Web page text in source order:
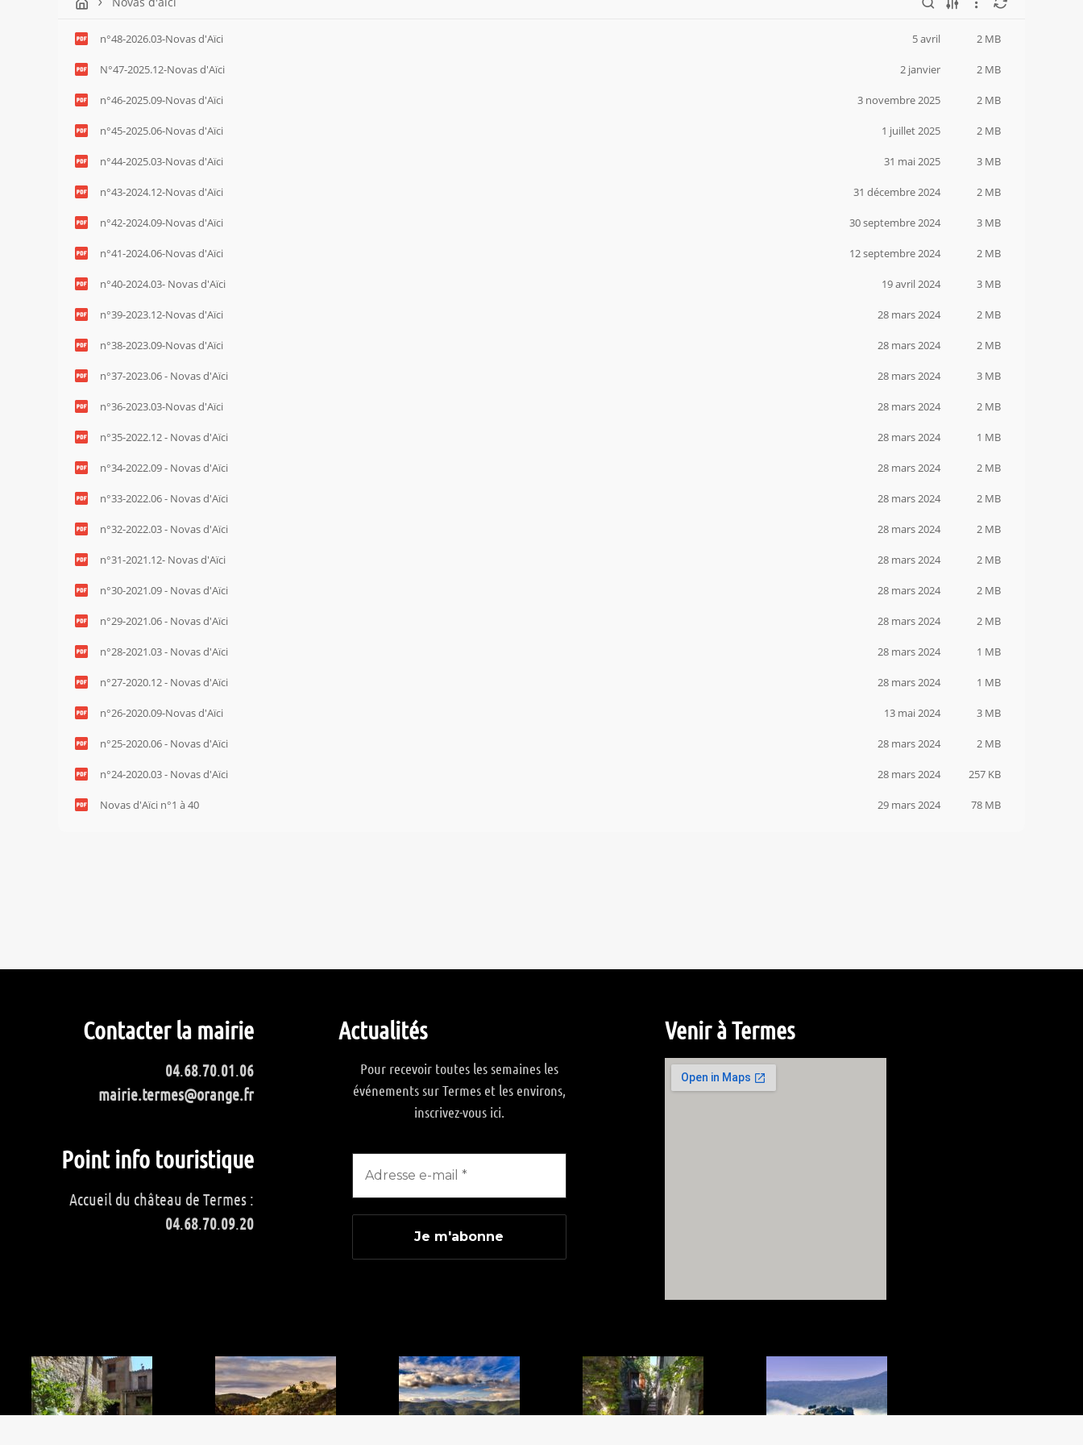
n°48-2026.03-Novas d'Aïci 5 avril 2 MB
N°47-2025.12-Novas d'Aïci 2 janvier 2 MB
n°46-2025.09-Novas d'Aïci 3 novembre 2025 2 MB
n°45-2025.06-Novas d'Aïci 1 juillet 2025 2 MB
n°44-2025.03-Novas d'Aïci 31 mai 2025 3 MB
n°43-2024.12-Novas d'Aïci 31 décembre 2024 2 MB
n°42-2024.09-Novas d'Aïci 30 septembre 2024 3 MB
n°41-2024.06-Novas d'Aïci 12 septembre 2024 2 MB
n°40-2024.03- Novas d'Aïci 19 avril 2024 3 MB
n°39-2023.12-Novas d'Aïci 28 mars 2024 2 MB
n°38-2023.09-Novas d'Aïci 28 mars 2024 2 MB
n°37-2023.06 - Novas d'Aïci 28 mars 2024 3 MB
n°36-2023.03-Novas d'Aïci 28 mars 2024 2 MB
n°35-2022.12 - Novas d'Aïci 28 mars 2024 1 MB
n°34-2022.09 - Novas d'Aïci 28 mars 2024 2 MB
n°33-2022.06 - Novas d'Aïci 28 mars 2024 2 MB
n°32-2022.03 - Novas d'Aïci 28 mars 2024 2 MB
n°31-2021.12- Novas d'Aïci 28 mars 2024 2 MB
n°30-2021.09 - Novas d'Aïci 28 mars 2024 2 MB
n°29-2021.06 - Novas d'Aïci 28 mars 2024 2 MB
n°28-2021.03 - Novas d'Aïci 28 mars 2024 1 MB
n°27-2020.12 - Novas d'Aïci 28 mars 2024 1 MB
n°26-2020.09-Novas d'Aïci 13 mai 2024 3 MB
n°25-2020.06 - Novas d'Aïci 28 mars 2024 2 MB
n°24-2020.03 - Novas d'Aïci 28 mars 2024 257 KB
Novas d'Aïci n°1 à 40 29 mars 2024 78 MB
Contacter la mairie
04. 68. 70. 01 06
mairie.termes@orange.fr
Point info touristique
Accueil du château de Termes :
04. 68. 70. 09. 20
Actualités
Pour recevoir toutes les semaines les
événements sur Termes et les environs,
inscrivez-vous ici.
Venir à Termes